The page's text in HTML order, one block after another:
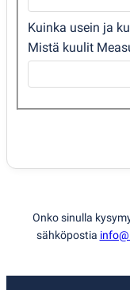
Kuinka usein ja
Mistä kuulit
Onko sinulla
sähköpostia